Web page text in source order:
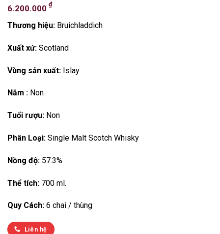
6.200.000 ₫
Thương hiệu: Bruichladdich
Xuất xứ: Scotland
Vùng sản xuất: Islay
Năm : Non
Tuổi rượu: Non
Phân Loại: Single Malt Scotch Whisky
Nồng độ: 57.3%
Thể tích: 700 ml.
Quy Cách: 6 chai / thùng
Liên hệ